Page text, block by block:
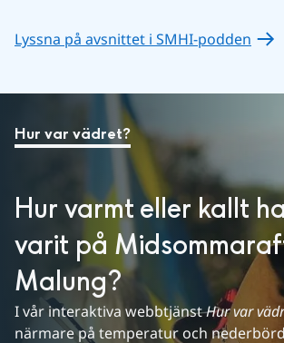
Lyssna på avsnittet i SMHI-podden
Hur var vädret?
Hur varmt eller kallt
varit på
Malung?
I vår interaktiva webbtjänst Hur var
närmare på temperatur och